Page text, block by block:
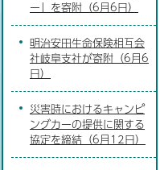
ー」を寄附（6月6日）
明治安田生命保険相互会
社岐阜支社が寄附（6月6
日）
災害時におけるキャンピ
ングカーの提供に関する
協定を締結（6月12日）